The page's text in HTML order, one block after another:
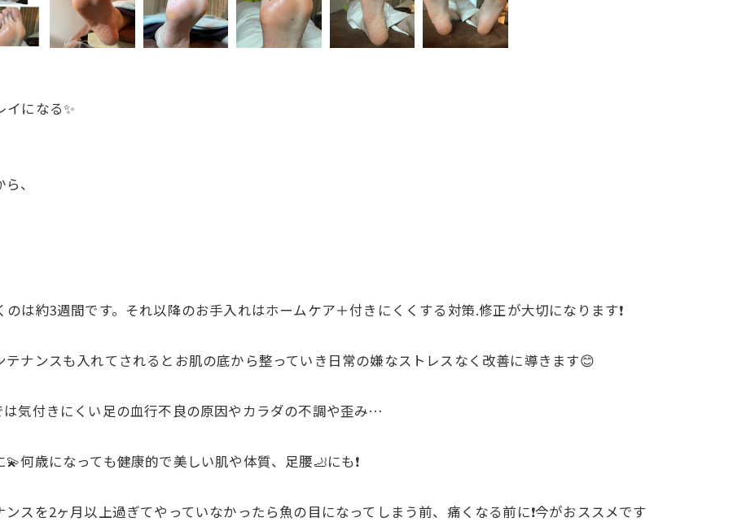
イになる✨
、
は約3週間です。それ以降のお手入れはホームケア＋付きにくくする対策.修正が大切になります❗️
ナンスも入れてされるとお肌の底から整っていき日常の嫌なストレスなく改善に導きます😊
気付きにくい足の血行不良の原因やカラダの不調や歪み…
何歳になっても健康的で美しい肌や体質、足腰🦶にも❗️
スを2ヶ月以上過ぎてやっていなかったら魚の目になってしまう前、痛くなる前に❗️今がおススメです